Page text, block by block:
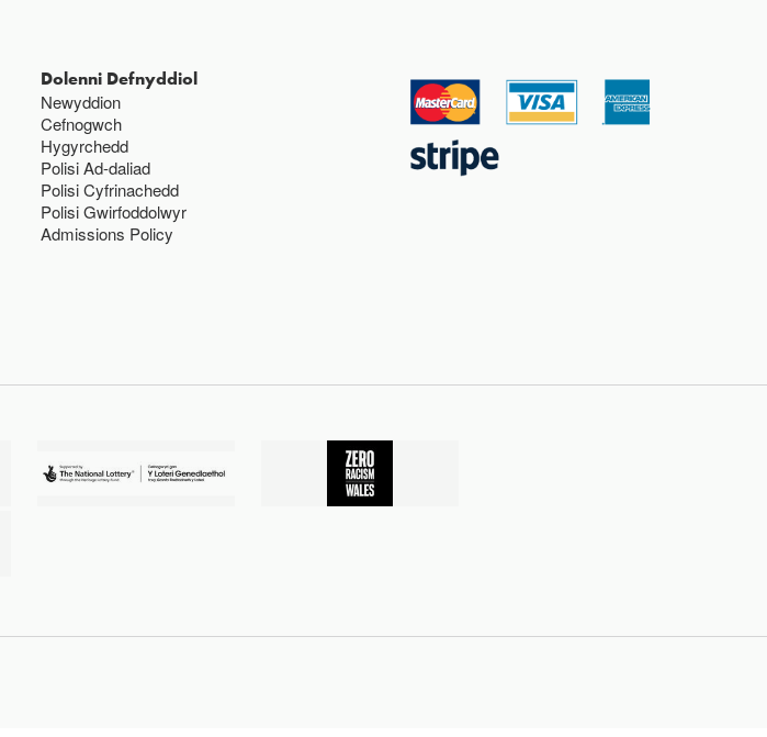
Dolenni Defnyddiol
Newyddion
Cefnogwch
Hygyrchedd
Polisi Ad-daliad
Polisi Cyfrinachedd
Polisi Gwirfoddolwyr
Admissions Policy